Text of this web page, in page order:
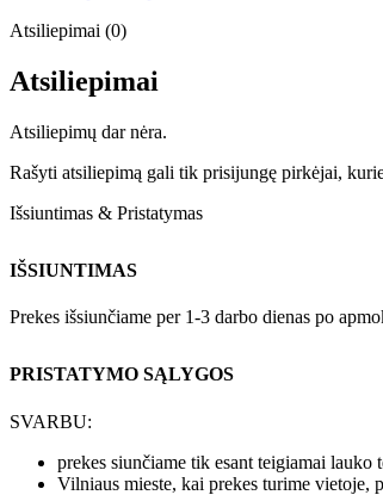
Atsiliepimai (0)
Atsiliepimai
Atsiliepimų dar nėra.
Rašyti atsiliepimą gali tik prisijungę pirkėjai,
Išsiuntimas & Pristatymas
IŠSIUNTIMAS
Prekes išsiunčiame per 1-3 darbo dienas po
PRISTATYMO SĄLYGOS
SVARBU:
prekes siunčiame tik esant teigiamai lauko
Vilniaus mieste, kai prekes turime vietoje,